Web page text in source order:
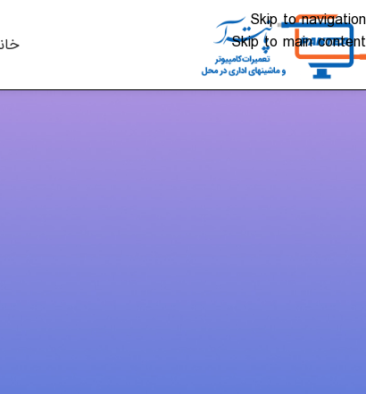
Skip to navigation
Skip to main content